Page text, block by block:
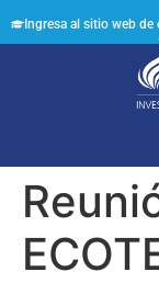
Ingresa al sitio web